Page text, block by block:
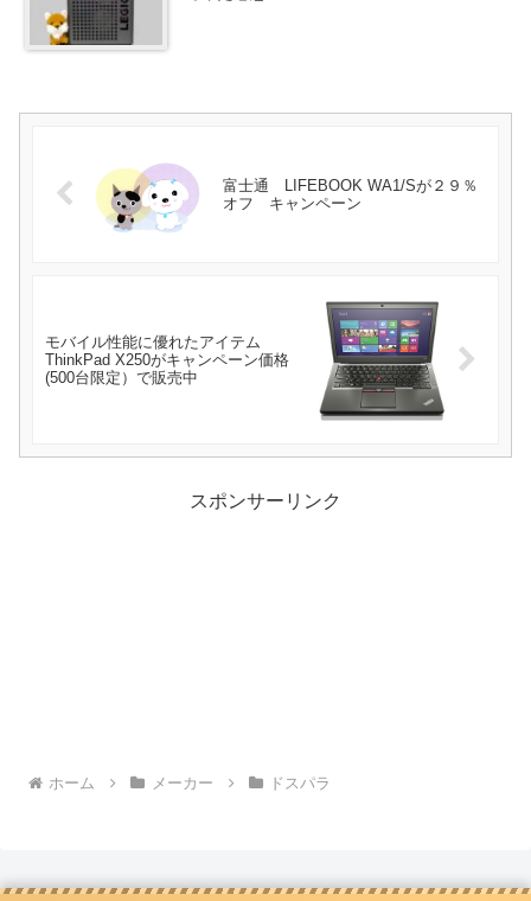
富士通 LIFEBOOK WA1/Sが２９％
オフ キャンペーン
モバイル性能に優れたアイテム
ThinkPad X250がキャンペーン価格
(500台限定）で販売中
スポンサーリンク
ホーム メーカー ドスパラ